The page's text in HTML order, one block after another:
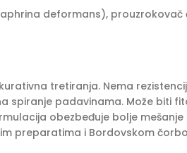
deformans),
tretiranja. Nema
spiranje padavinama. Može biti
obezbeđuje bolje
preparatima i Bordovskom